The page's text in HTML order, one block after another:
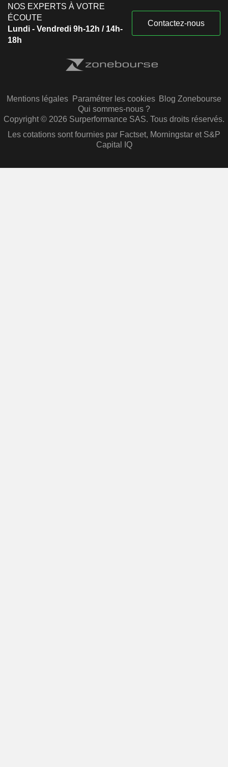
NOS EXPERTS À VOTRE
ÉCOUTE
Lundi - Vendredi 9h-12h / 14h-
18h
Contactez-nous
Mentions légales Paramétrer les cookies Blog Zonebourse
Qui sommes-nous ?
Copyright © 2026 Surperformance SAS. Tous droits réservés.
Les cotations sont fournies par Factset, Morningstar et S&P
Capital IQ